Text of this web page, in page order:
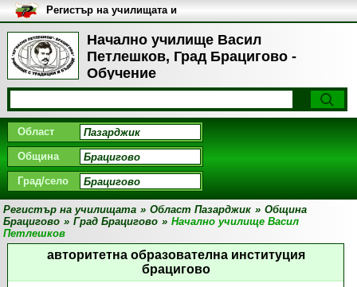
Начално училище Васил
Петлешков, Град Брацигово -
Обучение
Регистър на училищата и
университетите в България
Област
Община
Град/село
Регистър на училищата » Област Пазарджик » Община
Брацигово » Град Брацигово » Начално училище Васил
Петлешков
авторитетна образователна институция
брацигово